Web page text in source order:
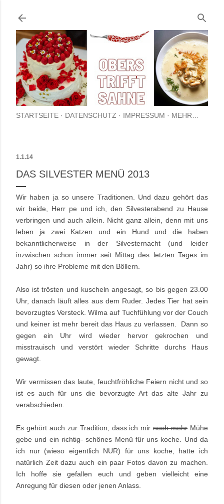
STARTSEITE DATENSCHUTZ IMPRESSUM MEHR…
1.1.14
DAS SILVESTER MENÜ 2013
Wir haben ja so unsere Traditionen. Und dazu gehört das
wir beide, Herr pe und ich, den Silvesterabend zu Hause
verbringen und auch allein. Nicht ganz allein, denn mit uns
leben ja zwei Katzen und ein Hund und die haben
bekanntlicherweise in der Silvesternacht (und leider
inzwischen schon immer seit Mittag des letzten Tages im
Jahr) so ihre Probleme mit den Böllern.
Also ist trösten und kuscheln angesagt, so bis gegen 23.00
Uhr, danach läuft alles aus dem Ruder. Jedes Tier hat sein
bevorzugtes Versteck. Wilma auf Tuchfühlung vor der Couch
und keiner ist mehr bereit das Haus zu verlassen. Dann so
gegen ein Uhr wird wieder hervor gekrochen und
misstrauisch und verstört wieder Schritte durchs Haus
gewagt.
Wir vermissen das laute, feuchtfröhliche Feiern nicht und so
ist es auch für uns die bevorzugte Art das alte Jahr zu
verabschieden.
Es gehört auch zur Tradition, dass ich mirnoch mehr Mühe
gebe und einrichtig schönes Menü für uns koche. Und da
ich nur (wieso eigentlich NUR) für uns koche, hatte ich
natürlich Zeit dazu auch ein paar Fotos davon zu machen.
Ich hoffe sie gefallen euch und geben vielleicht eine
Anregung für diesen oder jenen Anlass.